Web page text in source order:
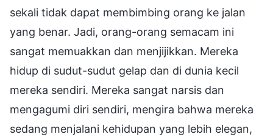
sekali tidak dapat membimbing orang ke jalan
yang benar. Jadi, orang-orang semacam ini
sangat memuakkan dan menjijikkan. Mereka
hidup di sudut-sudut gelap dan di dunia kecil
mereka sendiri. Mereka sangat narsis dan
mengagumi diri sendiri, mengira bahwa mereka
sedang menjalani kehidupan yang lebih elegan,